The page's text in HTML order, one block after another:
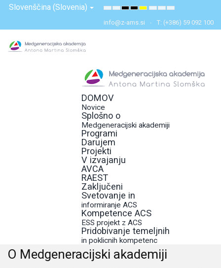
Slovenščina (Slovenia)
Default
mode
Night
mode
High
Contrast
Black
High
Contrast
Black
High
Contrast
Yellow
Set
Smaller
Font
Set
Default
Font
Set
Larger
Font
info@z-ams.si T: (+386) 59 092 100
DOMOV
Novice
Splošno o
Medgeneracijski akademiji
Programi
Darujem
Projekti
V izvajanju
AVCA
RAEST
Zaključeni
Svetovanje in
informiranje ACS
Kompetence ACS
ESS projekt z ACS
Pridobivanje temeljnih
in poklicnih kompetenc
O Medgeneracijski akademiji